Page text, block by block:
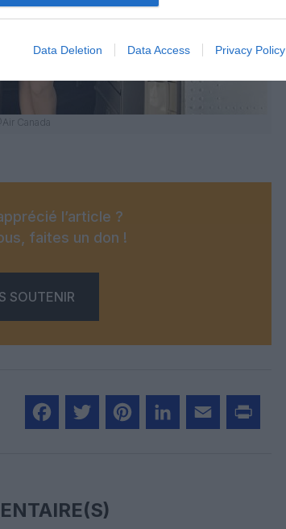
Data Deletion Data Access Privacy Policy
Canada
l’article ?
faites un don !
SOUTENIR